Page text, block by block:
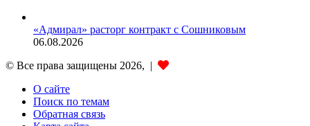
«Адмирал» расторг контракт с Сошниковым
06.08.2026
© Все права защищены 2026, |
О сайте
Поиск по темам
Обратная связь